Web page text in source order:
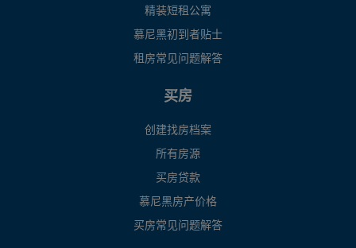
精装短租公寓
慕尼黑初到者贴士
租房常见问题解答
买房
创建找房档案
所有房源
买房贷款
慕尼黑房产价格
买房常见问题解答